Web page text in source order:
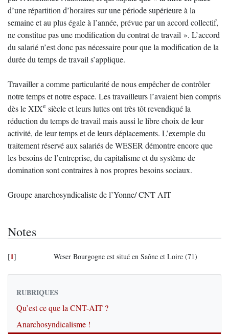
d’une répartition d’horaires sur une période supérieure à la
semaine et au plus égale à l’année, prévue par un accord collectif,
ne constitue pas une modification du contrat de travail ». L’accord
du salarié n’est donc pas nécessaire pour que la modification de la
durée du temps de travail s’applique.
Travailler a comme particularité de nous empêcher de contrôler
notre temps et notre espace. Les travailleurs l’avaient bien compris
dès le XIXe siècle et leurs luttes ont très tôt revendiqué la
réduction du temps de travail mais aussi le libre choix de leur
activité, de leur temps et de leurs déplacements. L’exemple du
traitement réservé aux salariés de WESER démontre encore que
les besoins de l’entreprise, du capitalisme et du système de
domination sont contraires à nos propres besoins sociaux.
Groupe anarchosyndicaliste de l’Yonne/ CNT AIT
Notes
[1] Weser Bourgogne est situé en Saône et Loire (71)
RUBRIQUES
Qu’est ce que la CNT-AIT ?
Anarchosyndicalisme !